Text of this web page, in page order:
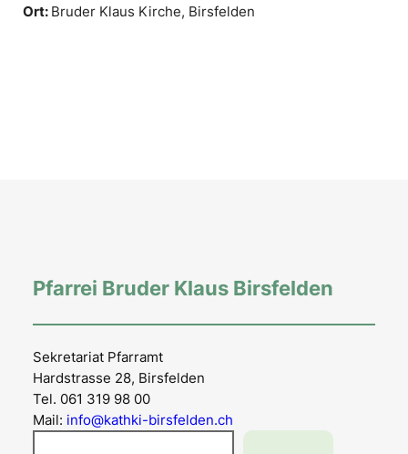
Ort: Bruder Klaus Kirche, Birsfelden
Pfarrei Bruder Klaus Birsfelden
Sekretariat Pfarramt
Hardstrasse 28, Birsfelden
Tel. 061 319 98 00
Mail: info@kathki-birsfelden.ch